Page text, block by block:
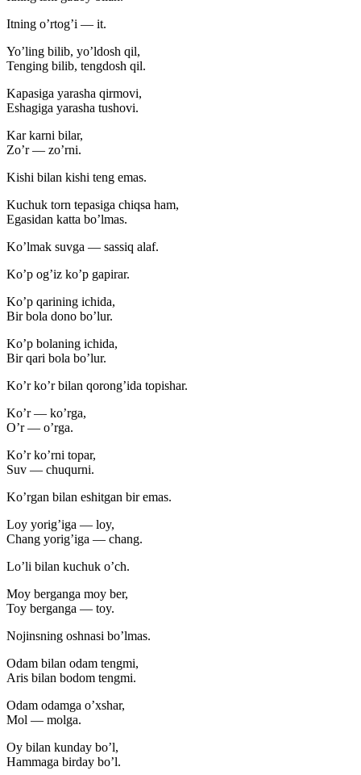
Itning o’rtog’i — it.
Yo’ling bilib, yo’ldosh qil,
Tenging bilib, tengdosh qil.
Kapasiga yarasha qirmovi,
Eshagiga yarasha tushovi.
Kar karni bilar,
Zo’r — zo’rni.
Kishi bilan kishi teng emas.
Kuchuk torn tepasiga chiqsa ham,
Egasidan katta bo’lmas.
Ko’lmak suvga — sassiq alaf.
Ko’p og’iz ko’p gapirar.
Ko’p qarining ichida,
Bir bola dono bo’lur.
Ko’p bolaning ichida,
Bir qari bola bo’lur.
Ko’r ko’r bilan qorong’ida topishar.
Ko’r — ko’rga,
O’r — o’rga.
Ko’r ko’rni topar,
Suv — chuqurni.
Ko’rgan bilan eshitgan bir emas.
Loy yorig’iga — loy,
Chang yorig’iga — chang.
Lo’li bilan kuchuk o’ch.
Moy berganga moy ber,
Toy berganga — toy.
Nojinsning oshnasi bo’lmas.
Odam bilan odam tengmi,
Aris bilan bodom tengmi.
Odam odamga o’xshar,
Mol — molga.
Oy bilan kunday bo’l,
Hammaga birday bo’l.